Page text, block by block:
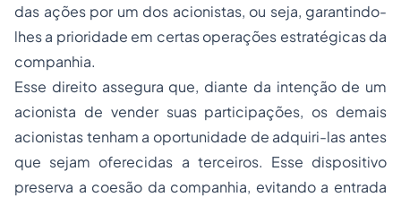
das ações por um dos acionistas, ou seja, garantindo-
lhes a prioridade em certas operações estratégicas da
companhia.
Esse direito assegura que, diante da intenção de um
acionista de vender suas participações, os demais
acionistas tenham a oportunidade de adquiri-las antes
que sejam oferecidas a terceiros. Esse dispositivo
preserva a coesão da companhia, evitando a entrada